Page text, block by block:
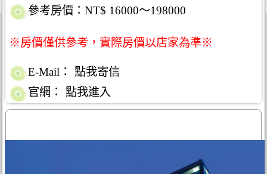
參考房價：NT$ 16000～198000
※房價僅供參考，實際房價以店家為準※
E-Mail：
點我寄信
官網：
點我進入